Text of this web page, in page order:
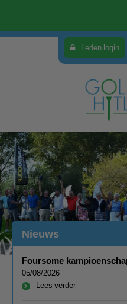
Leden login
Nieuws
Foursome
05/08/2026
Lees verder